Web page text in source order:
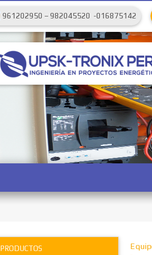
961202950 – 982045520 -016875142
PRODUCTOS